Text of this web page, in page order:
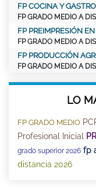
FP COCINA Y
FP GRADO MEDIO A
FP PREIMPRESIÓN
FP GRADO MEDIO A
FP PRODUCCIÓN
FP GRADO MEDIO A
LO
FP GRADO MEDIO
Profesional Inicial
grado superior 2026 fp
distancia 2026